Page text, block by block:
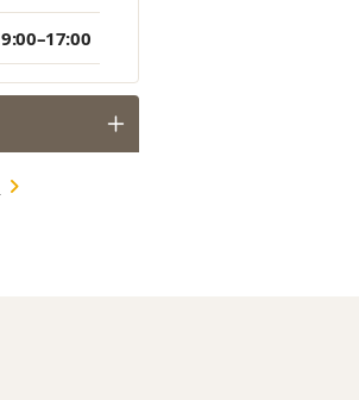
9:00–17:00